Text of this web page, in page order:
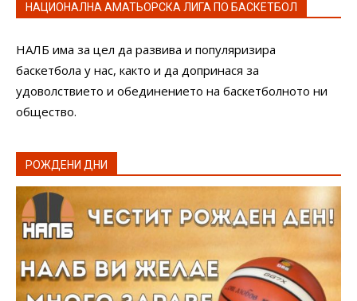
НАЦИОНАЛНА АМАТЬОРСКА ЛИГА ПО БАСКЕТБОЛ
НАЛБ има за цел да развива и популяризира
баскетбола у нас, както и да допринася за
удоволствието и обединението на баскетболното ни
общество.
РОЖДЕНИ ДНИ